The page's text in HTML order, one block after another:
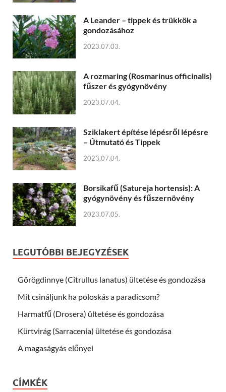
A Leander – tippek és trükkök a
gondozásához
2023.07.03.
A rozmaring (Rosmarinus officinalis)
fűszer és gyógynövény
2023.07.04.
Sziklakert építése lépésről lépésre
– Útmutató és Tippek
2023.07.04.
Borsikafű (Satureja hortensis): A
gyógynövény és fűszernövény
2023.07.05.
LEGUTÓBBI BEJEGYZÉSEK
Görögdinnye (Citrullus lanatus) ültetése és gondozása
Mit csináljunk ha poloskás a paradicsom?
Harmatfű (Drosera) ültetése és gondozása
Kürtvirág (Sarracenia) ültetése és gondozása
A magaságyás előnyei
CÍMKÉK